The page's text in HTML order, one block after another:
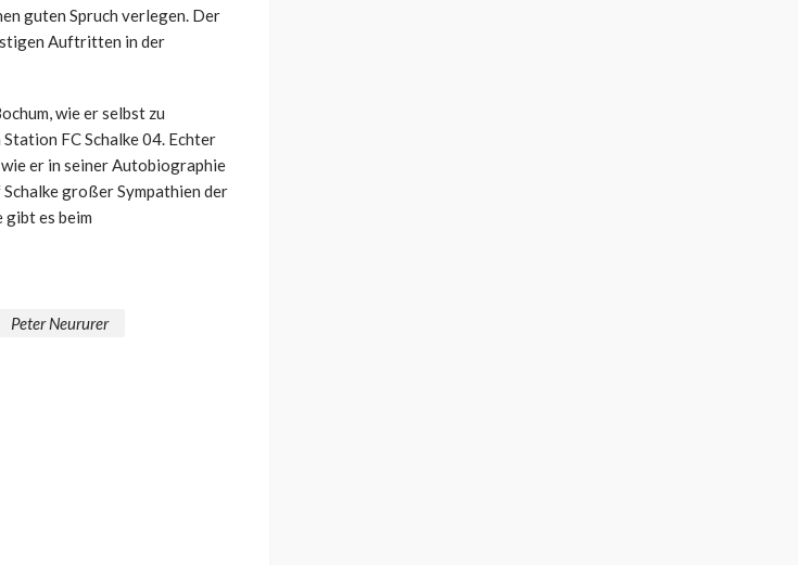
guten Spruch verlegen. Der
Auftritten in der
wie er selbst zu
FC Schalke 04. Echter
er in seiner Autobiographie
großer Sympathien der
gibt es beim
Peter Neururer